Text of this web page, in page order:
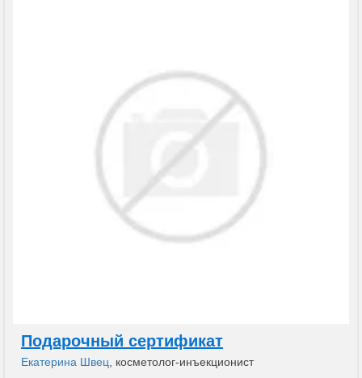
Подарочный сертификат
Екатерина Швец , косметолог-инъекционист